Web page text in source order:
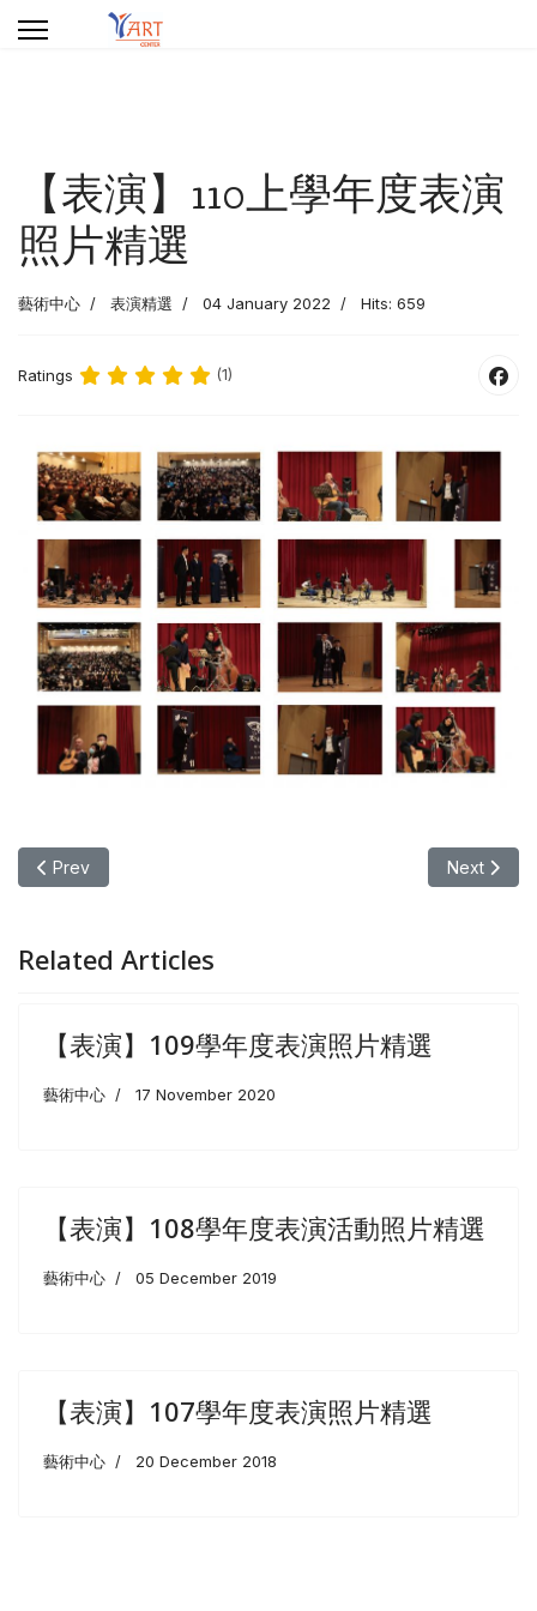
【表演】110上學年度表演
照片精選
藝術中心 表演精選 04 January 2022 Hits: 659
Ratings (1)
Previous article: 【表演】110學年度表演照片精選
Prev Next
Next
Related Articles
【表演】109學年度表演照片精選
藝術中心 17 November 2020
【表演】108學年度表演活動照片精選
藝術中心 05 December 2019
【表演】107學年度表演照片精選
藝術中心 20 December 2018